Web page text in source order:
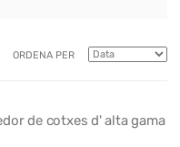
ORDENA PER
de cotxes d' alta gama